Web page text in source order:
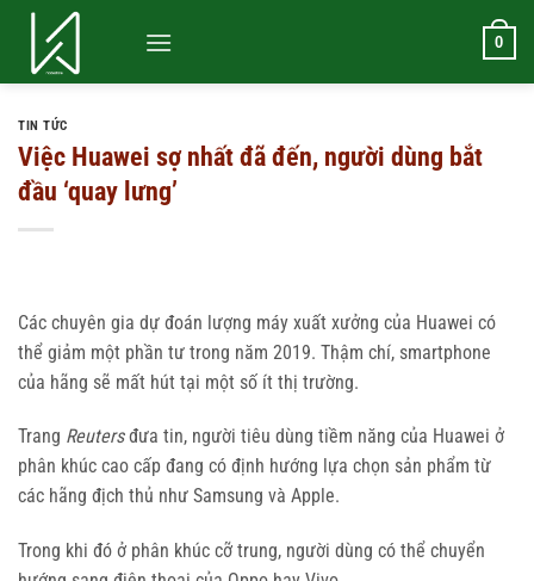
0
TIN TỨC
Việc Huawei sợ nhất đã đến, người dùng bắt
đầu ‘quay lưng’
Các chuyên gia dự đoán lượng máy xuất xưởng của Huawei có
thể giảm một phần tư trong năm 2019. Thậm chí, smartphone
của hãng sẽ mất hút tại một số ít thị trường.
Trang Reutersđưa tin, người tiêu dùng tiềm năng của Huawei ở
phân khúc cao cấp đang có định hướng lựa chọn sản phẩm từ
các hãng địch thủ như Samsung và Apple.
Trong khi đó ở phân khúc cỡ trung, người dùng có thể chuyển